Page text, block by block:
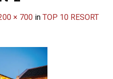
× 700 in TOP 10 RESORT